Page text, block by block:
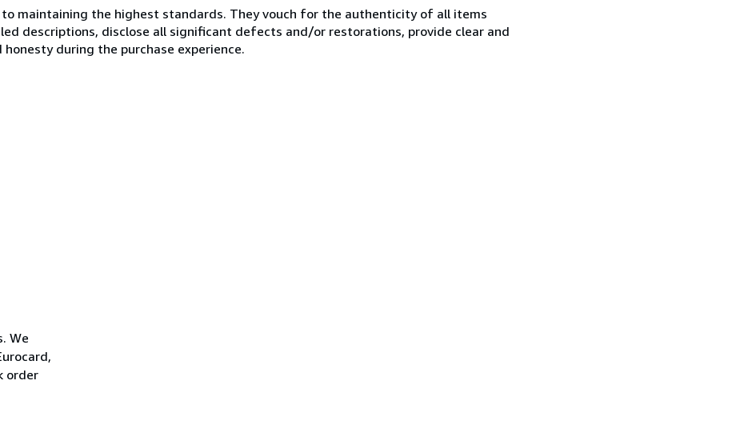
maintaining the highest standards. They vouch for the authenticity of all items
descriptions, disclose all significant defects and/or restorations, provide clear and
during the purchase experience.
We
order